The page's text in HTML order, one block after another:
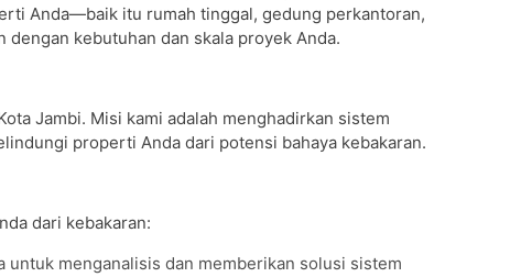
Anda—baik itu rumah tinggal, gedung perkantoran,
kebutuhan dan skala proyek Anda.
Jambi. Misi kami adalah menghadirkan sistem
properti Anda dari potensi bahaya kebakaran.
dari kebakaran:
untuk menganalisis dan memberikan solusi sistem